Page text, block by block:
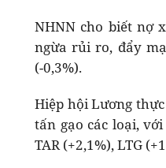
NHNN cho biết nợ
ngừa rủi ro, đẩy
(-0,3%).
Hiệp hội Lương
tấn gạo các loại,
TAR (+2,1%), LTG